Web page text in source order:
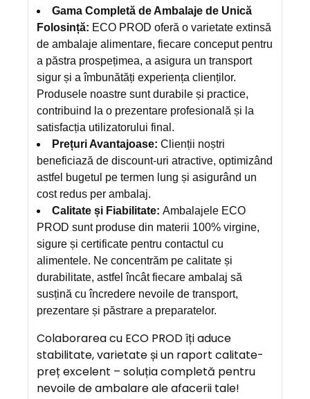
Gama Completă de Ambalaje de Unică
Folosință: ECO PROD oferă o varietate extinsă
de ambalaje alimentare, fiecare conceput pentru
a păstra prospețimea, a asigura un transport
sigur și a îmbunătăți experiența clienților.
Produsele noastre sunt durabile și practice,
contribuind la o prezentare profesională și la
satisfacția utilizatorului final.
Prețuri Avantajoase: Clienții noștri
beneficiază de discount-uri atractive, optimizând
astfel bugetul pe termen lung și asigurând un
cost redus per ambalaj.
Calitate și Fiabilitate: Ambalajele ECO
PROD sunt produse din materii 100% virgine,
sigure și certificate pentru contactul cu
alimentele. Ne concentrăm pe calitate și
durabilitate, astfel încât fiecare ambalaj să
susțină cu încredere nevoile de transport,
prezentare și păstrare a preparatelor.
Colaborarea cu ECO PROD îți aduce
stabilitate, varietate și un raport calitate-
preț excelent – soluția completă pentru
nevoile de ambalare ale afacerii tale!